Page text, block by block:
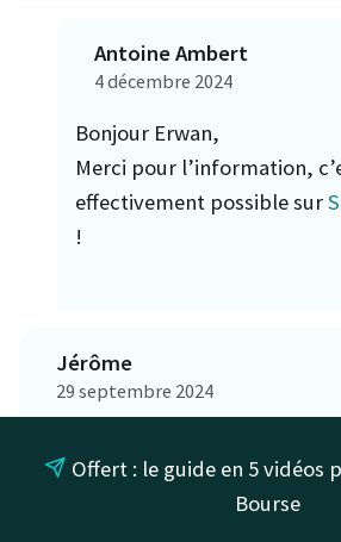
Antoine Ambert
4 décembre 2024
Bonjour Erwan,
Merci pour l’information,
effectivement possible sur
!
Jérôme
29 septembre 2024
Que pensez -vous de la nouvelle
Offert : le guide en 5 vidéos
Bourse